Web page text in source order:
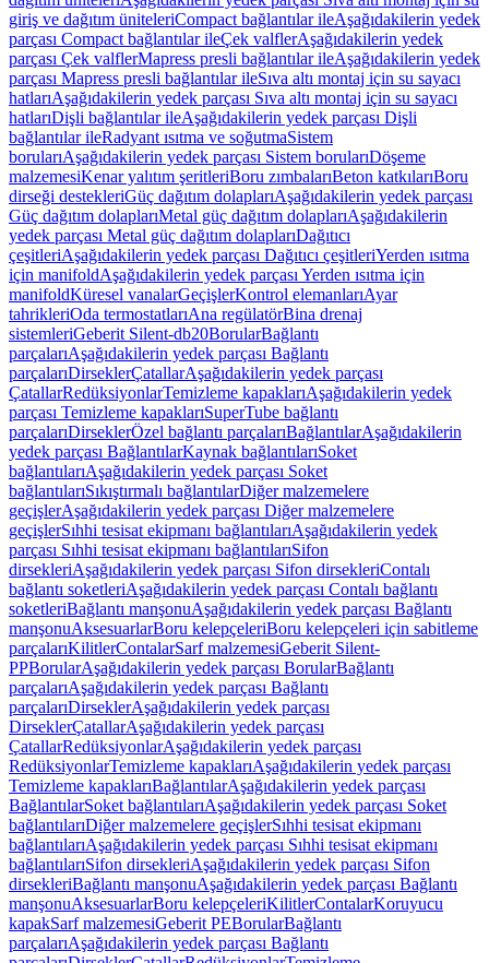
giriş ve dağıtım üniteleriCompact bağlantılar ileAşağıdakilerin yedek
parçası Compact bağlantılar ileÇek valflerAşağıdakilerin yedek
parçası Çek valflerMapress presli bağlantılar ileAşağıdakilerin yedek
parçası Mapress presli bağlantılar ileSıva altı montaj için su sayacı
hatlarıAşağıdakilerin yedek parçası Sıva altı montaj için su sayacı
hatlarıDişli bağlantılar ileAşağıdakilerin yedek parçası Dişli
bağlantılar ileRadyant ısıtma ve soğutmaSistem
borularıAşağıdakilerin yedek parçası Sistem borularıDöşeme
malzemesiKenar yalıtım şeritleriBoru zımbalarıBeton katkılarıBoru
dirseği destekleriGüç dağıtım dolaplarıAşağıdakilerin yedek parçası
Güç dağıtım dolaplarıMetal güç dağıtım dolaplarıAşağıdakilerin
yedek parçası Metal güç dağıtım dolaplarıDağıtıcı
çeşitleriAşağıdakilerin yedek parçası Dağıtıcı çeşitleriYerden ısıtma
için manifoldAşağıdakilerin yedek parçası Yerden ısıtma için
manifoldKüresel vanalarGeçişlerKontrol elemanlarıAyar
tahrikleriOda termostatlarıAna regülatörBina drenaj
sistemleriGeberit Silent-db20BorularBağlantı
parçalarıAşağıdakilerin yedek parçası Bağlantı
parçalarıDirseklerÇatallarAşağıdakilerin yedek parçası
ÇatallarRedüksiyonlarTemizleme kapaklarıAşağıdakilerin yedek
parçası Temizleme kapaklarıSuperTube bağlantı
parçalarıDirseklerÖzel bağlantı parçalarıBağlantılarAşağıdakilerin
yedek parçası BağlantılarKaynak bağlantılarıSoket
bağlantılarıAşağıdakilerin yedek parçası Soket
bağlantılarıSıkıştırmalı bağlantılarDiğer malzemelere
geçişlerAşağıdakilerin yedek parçası Diğer malzemelere
geçişlerSıhhi tesisat ekipmanı bağlantılarıAşağıdakilerin yedek
parçası Sıhhi tesisat ekipmanı bağlantılarıSifon
dirsekleriAşağıdakilerin yedek parçası Sifon dirsekleriContalı
bağlantı soketleriAşağıdakilerin yedek parçası Contalı bağlantı
soketleriBağlantı manşonuAşağıdakilerin yedek parçası Bağlantı
manşonuAksesuarlarBoru kelepçeleriBoru kelepçeleri için sabitleme
parçalarıKilitlerContalarSarf malzemesiGeberit Silent-
PPBorularAşağıdakilerin yedek parçası BorularBağlantı
parçalarıAşağıdakilerin yedek parçası Bağlantı
parçalarıDirseklerAşağıdakilerin yedek parçası
DirseklerÇatallarAşağıdakilerin yedek parçası
ÇatallarRedüksiyonlarAşağıdakilerin yedek parçası
RedüksiyonlarTemizleme kapaklarıAşağıdakilerin yedek parçası
Temizleme kapaklarıBağlantılarAşağıdakilerin yedek parçası
BağlantılarSoket bağlantılarıAşağıdakilerin yedek parçası Soket
bağlantılarıDiğer malzemelere geçişlerSıhhi tesisat ekipmanı
bağlantılarıAşağıdakilerin yedek parçası Sıhhi tesisat ekipmanı
bağlantılarıSifon dirsekleriAşağıdakilerin yedek parçası Sifon
dirsekleriBağlantı manşonuAşağıdakilerin yedek parçası Bağlantı
manşonuAksesuarlarBoru kelepçeleriKilitlerContalarKoruyucu
kapakSarf malzemesiGeberit PEBorularBağlantı
parçalarıAşağıdakilerin yedek parçası Bağlantı